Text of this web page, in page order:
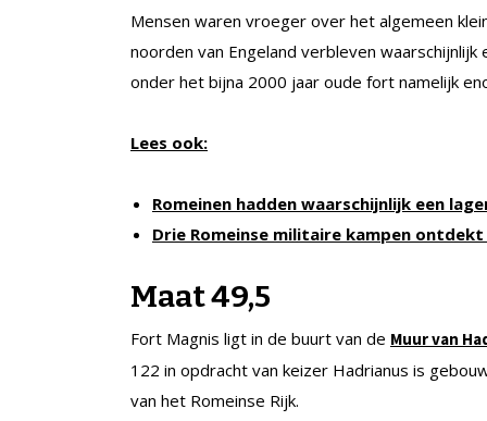
Mensen waren vroeger over het algemeen
noorden van Engeland verbleven
onder het bijna 2000 jaar oude fort namelijk
Lees ook:
Romeinen hadden waarschijnlijk een
Drie Romeinse militaire kampen
Maat 49,5
Fort Magnis ligt in de buurt van de Muur van
122 in opdracht van keizer Hadrianus is
van het Romeinse Rijk.